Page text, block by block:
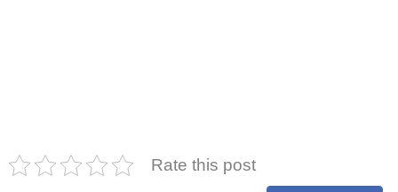
Rate this post